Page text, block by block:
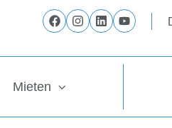
Folge
Facebook
FolgeFolgeFolge
Mieten